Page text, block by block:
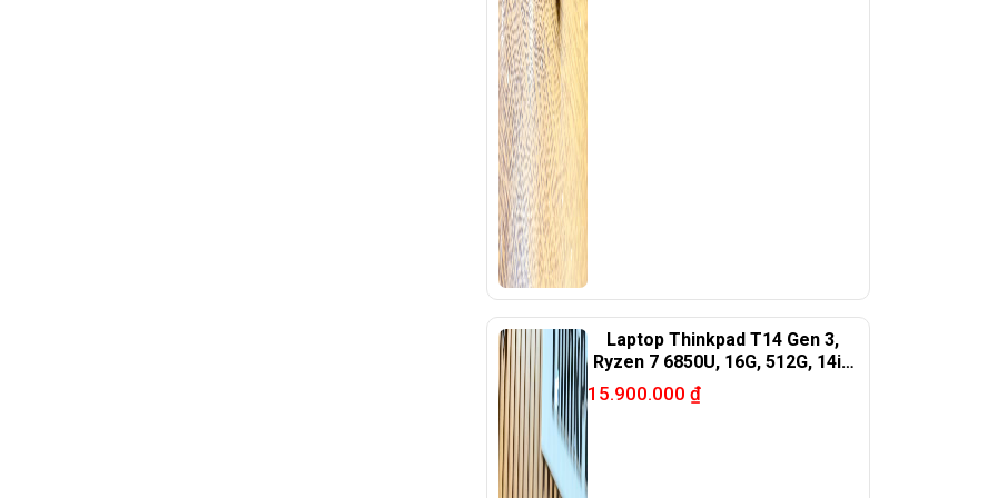
Laptop Thinkpad T14 Gen 3,
Ryzen 7 6850U, 16G, 512G, 14in
FHD+.
15.900.000 ₫